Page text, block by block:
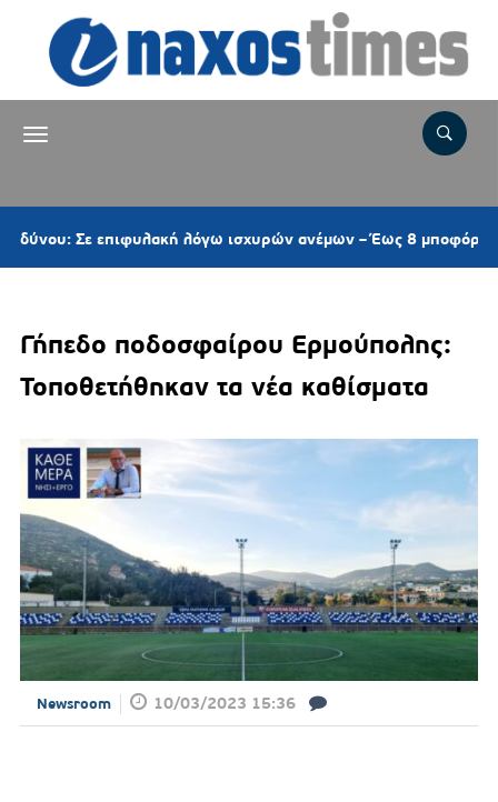
επιφυλακή λόγω ισχυρών ανέμων – Έως 8 μποφόρ στις
Γήπεδο ποδοσφαίρου Ερμούπολης:
Τοποθετήθηκαν τα νέα καθίσματα
Newsroom 10/03/2023 15:36